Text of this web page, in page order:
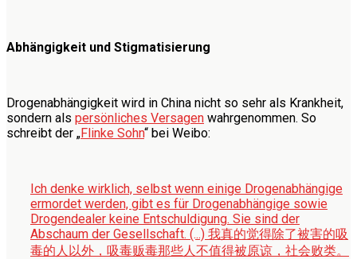
Abhängigkeit und Stigmatisierung
Drogenabhängigkeit wird in China nicht so sehr als Krankheit,
sondern als persönliches Versagen wahrgenommen. So
schreibt der „Flinke Sohn“ bei Weibo:
Ich denke wirklich, selbst wenn einige Drogenabhängige
ermordet werden, gibt es für Drogenabhängige sowie
Drogendealer keine Entschuldigung. Sie sind der
Abschaum der Gesellschaft. (...) 我真的觉得除了被害的吸
毒的人以外，吸毒贩毒那些人不值得被原谅，社会败类。